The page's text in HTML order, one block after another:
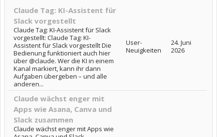
Claude Tag: KI-Assistent für
Slack vorgestellt
Claude Tag: KI-Assistent für Slack
vorgestellt: Claude Tag: KI-
Assistent für Slack vorgestellt Die
Bedienung funktioniert auch hier
über @claude. Wer die KI in einem
Kanal markiert, kann ihr dann
Aufgaben übergeben – und alle
anderen...
User-
Neuigkeiten
24. Juni
2026
Claude wächst enger mit
Apps wie Asana, Canva und
Slack zusammen
Claude wächst enger mit Apps wie